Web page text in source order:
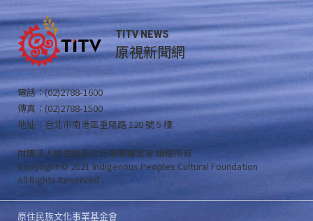
TITV NEWS
原視新聞網
電話：(02)2788-1600
傳真：(02)2788-1500
地址：台北市南港區重陽路 120 號 5 樓
財團法人原住民族文化事業基金會 版權所有
Copyright © 2021 Indigenous Peoples Cultural Foundation
All Rights Reserved .
原住民族文化事業基金會